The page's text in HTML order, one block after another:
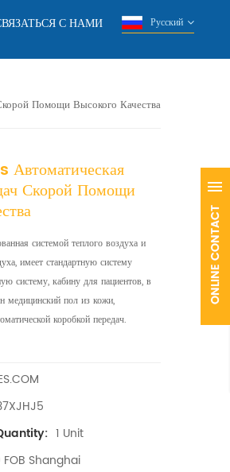
С НАМИ Русский
Помощи Высокого Качества
Скорой Помощи
системой теплого воздуха и
имеет стандартную систему
систему, кабину для пациентов, в
медицинский пол из кожи,
коробкой передач.
1 Unit
FOB Shanghai